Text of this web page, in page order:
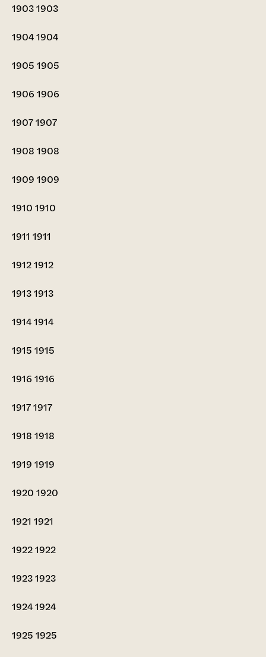
19031903
19041904
1905 1905
1906 1906
19071907
1908 1908
1909 1909
1910 1910
1911 1911
19121912
19131913
19141914
1915 1915
1916 1916
19171917
1918 1918
1919 1919
1920 1920
1921 1921
19221922
19231923
19241924
1925 1925